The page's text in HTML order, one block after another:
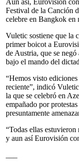
Festival de la Canción
celebre en Bangkok en
Vuletic sostiene que la
primer boicot a
de Austria, que se
bajo el mando del
“Hemos visto
reciente”, indicó
la que se celebró en
empañado por
presuntamente
“Todas ellas
y aun así Eurovisión